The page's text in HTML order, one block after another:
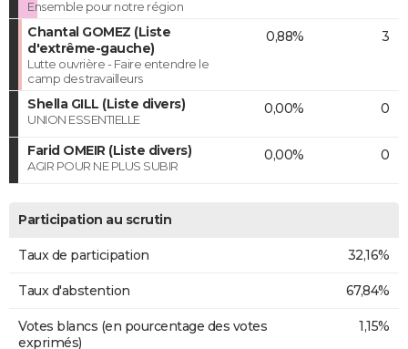
Ensemble pour notre région
Chantal GOMEZ (Liste
d'extrême-gauche)
Lutte ouvrière - Faire entendre le
camp des travailleurs
0,88% 3
Shella GILL (Liste divers)
UNION ESSENTIELLE
0,00% 0
Farid OMEIR (Liste divers)
AGIR POUR NE PLUS SUBIR
0,00% 0
Participation au scrutin
Taux de participation 32,16%
Taux d'abstention 67,84%
Votes blancs (en pourcentage des votes
exprimés)
1,15%